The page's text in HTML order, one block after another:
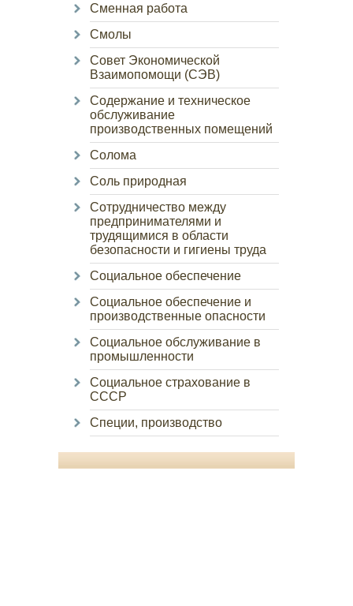
Сменная работа
Смолы
Совет Экономической
Взаимопомощи (СЭВ)
Содержание и техническое
обслуживание
производственных помещений
Солома
Соль природная
Сотрудничество между
предпринимателями и
трудящимися в области
безопасности и гигиены труда
Социальное обеспечение
Социальное обеспечение и
производственные опасности
Социальное обслуживание в
промышленности
Социальное страхование в
СССР
Специи, производство